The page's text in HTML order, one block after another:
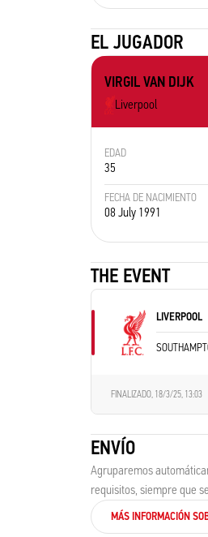
EL JUGADOR
VIRGIL VAN DIJK
Liverpool
EDAD
35
FECHA DE NACIMIENTO
08 July 1991
THE EVENT
LIVERPOOL
FINALIZADO, 18/3/25, 13:03
ENVÍO
Agruparemos
requisitos, siempre que
MÁS INFORMACIÓN